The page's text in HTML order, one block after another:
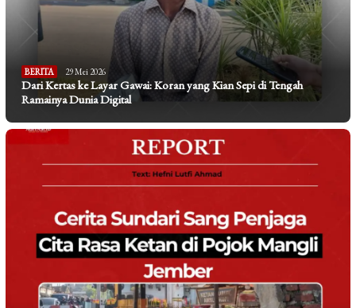
BERITA 29 Mei 2026
Dari Kertas ke Layar Gawai: Koran yang Kian Sepi di Tengah
Ramainya Dunia Digital